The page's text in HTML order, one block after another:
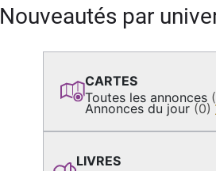
Nouveautés par
CARTES
Toutes les annonces
Annonces du jour (0)
LIVRES